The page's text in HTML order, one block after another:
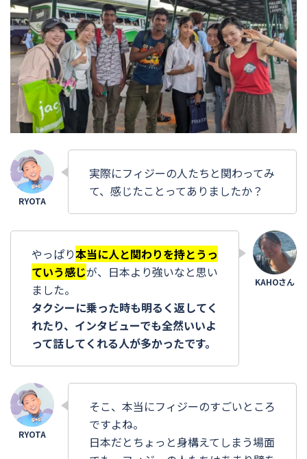
実際にフィジーの人たちと関わってみ
て、感じたことってありましたか？
やっぱり本当に人と関わりを持とうっ
ていう感じが、日本より強いなと思い
ました。
タクシーに乗った時も明るく返してく
れたり、インタビューでも全然いいよ
って話してくれる人が多かったです。
そこ、本当にフィジーのすごいところ
ですよね。
日本だとちょっと身構えてしまう場面